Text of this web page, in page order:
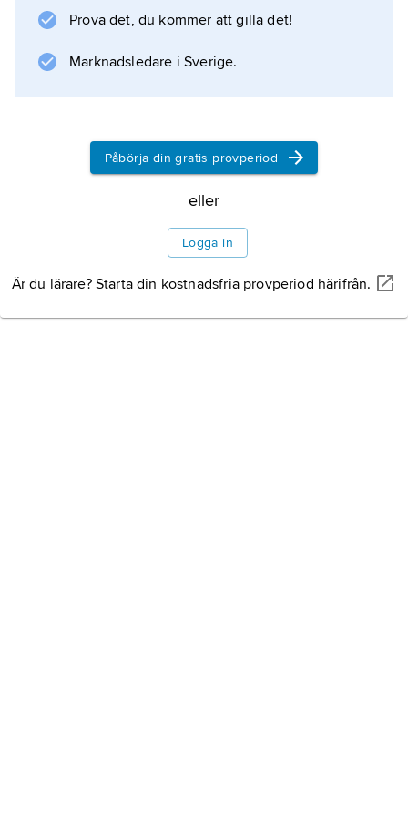
bilder och slående metaforer. Ett urval av hans
berättelser finns på svenska med titeln
Information om artikeln
Prova det, du kommer att gilla det!
Marknadsledare i Sverige.
Påbörja din gratis provperiod
eller
Logga in
Är du lärare? Starta din kostnadsfria provperiod härifrån.